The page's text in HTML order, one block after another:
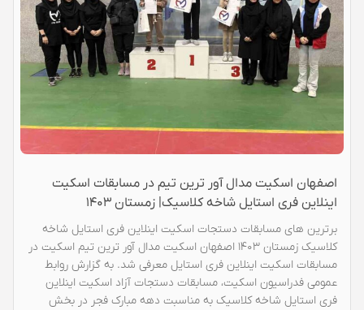
اصفهان اسکیت مدال آور ترین تیم در مسابقات اسکیت
اینلاین فری استایل شاخه کلاسیک| زمستان ۱۴۰۳​
برترین های مسابقات دستجات اسکیت اینلاین فری استایل شاخه
کلاسیک زمستان ۱۴۰۳ اصفهان اسکیت مدال آور ترین تیم اسکیت در
مسابقات اسکیت اینلاین فری استایل معرفی شد. به گزارش روابط
عمومی فدراسیون اسکیت، مسابقات دستجات آزاد اسکیت اینلاین
فری استایل شاخه کلاسیک به مناسبت دهه مبارک فجر در بخش